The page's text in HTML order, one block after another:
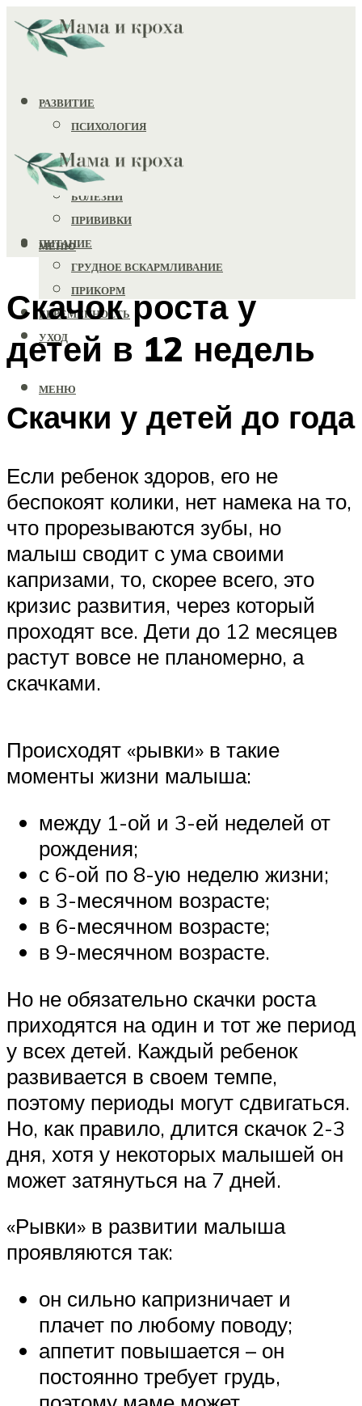
РАЗВИТИЕ
ПСИХОЛОГИЯ
ИГРУШКИ
ЗДОРОВЬЕ
БОЛЕЗНИ
ПРИВИВКИ
ПИТАНИЕ
ГРУДНОЕ ВСКАРМЛИВАНИЕ
ПРИКОРМ
БЕРЕМЕННОСТЬ
УХОД
МЕНЮ
МЕНЮ
Скачок роста у
детей в 12 недель
Скачки у детей до года
Если ребенок здоров, его не
беспокоят колики, нет намека на то,
что прорезываются зубы, но
малыш сводит с ума своими
капризами, то, скорее всего, это
кризис развития, через который
проходят все. Дети до 12 месяцев
растут вовсе не планомерно, а
скачками.
Происходят «рывки» в такие
моменты жизни малыша:
между 1-ой и 3-ей неделей от
рождения;
с 6-ой по 8-ую неделю жизни;
в 3-месячном возрасте;
в 6-месячном возрасте;
в 9-месячном возрасте.
Но не обязательно скачки роста
приходятся на один и тот же период
у всех детей. Каждый ребенок
развивается в своем темпе,
поэтому периоды могут сдвигаться.
Но, как правило, длится скачок 2-3
дня, хотя у некоторых малышей он
может затянуться на 7 дней.
«Рывки» в развитии малыша
проявляются так:
он сильно капризничает и
плачет по любому поводу;
аппетит повышается – он
постоянно требует грудь,